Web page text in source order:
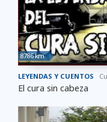
8786 km
LEYENDAS Y CUENTOS
El cura sin cabeza